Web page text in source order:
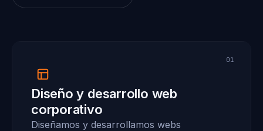
01
Diseño y desarrollo web
corporativo
Diseñamos y desarrollamos webs